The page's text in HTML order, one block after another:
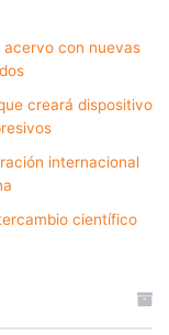
acervo con nuevas
creará dispositivo
internacional
científico